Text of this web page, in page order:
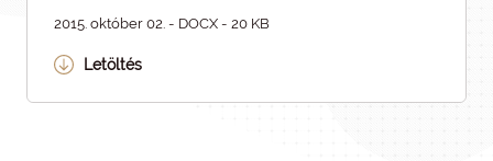
2015. október 02. - DOCX - 20 KB
Letöltés